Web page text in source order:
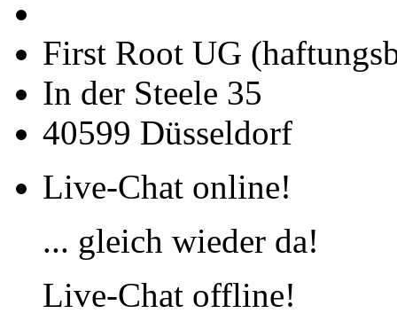
First Root UG
In der Steele 35
40599 Düsseldorf
Live-Chat online!
... gleich wieder da!
Live-Chat offline!